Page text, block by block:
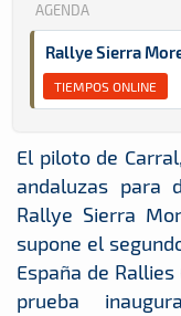
AGENDA
Rallye Sierra
TIEMPOS ONLINE
El piloto de
andaluzas para
Rallye Sierra
supone el
España de
prueba